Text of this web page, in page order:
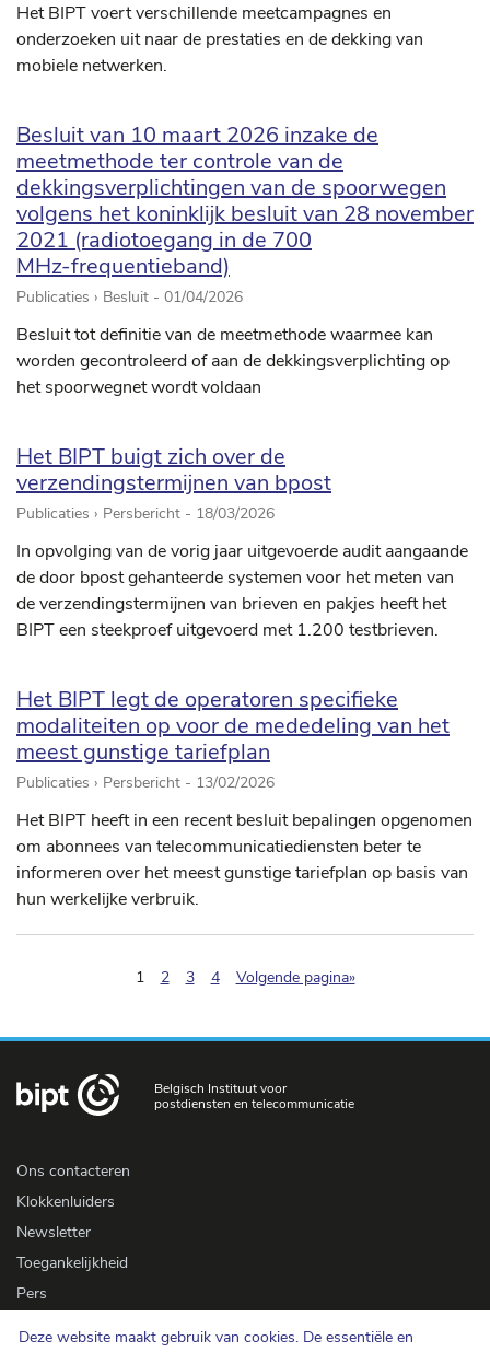
Deze website maakt gebruik van cookies. De essentiële en
Het BIPT voert verschillende meetcampagnes en
onderzoeken uit naar de prestaties en de dekking van
mobiele netwerken.
Besluit van 10 maart 2026 inzake de
meetmethode ter controle van de
dekkingsverplichtingen van de spoorwegen
volgens het koninklijk besluit van 28 november
2021 (radiotoegang in de 700
MHz-frequentieband)
Publicaties › Besluit - 01/04/2026
Besluit tot definitie van de meetmethode waarmee kan
worden gecontroleerd of aan de dekkingsverplichting op
het spoorwegnet wordt voldaan
Het BIPT buigt zich over de
verzendingstermijnen van bpost
Publicaties › Persbericht - 18/03/2026
In opvolging van de vorig jaar uitgevoerde audit aangaande
de door bpost gehanteerde systemen voor het meten van
de verzendingstermijnen van brieven en pakjes heeft het
BIPT een steekproef uitgevoerd met 1.200 testbrieven.
Het BIPT legt de operatoren specifieke
modaliteiten op voor de mededeling van het
meest gunstige tariefplan
Publicaties › Persbericht - 13/02/2026
Het BIPT heeft in een recent besluit bepalingen opgenomen
om abonnees van telecommunicatiediensten beter te
informeren over het meest gunstige tariefplan op basis van
hun werkelijke verbruik.
1(pagination.current)
2 3 4 Volgende pagina»
Belgisch Instituut voor
postdiensten en telecommunicatie
Ons contacteren
Klokkenluiders
Newsletter
Toegankelijkheid
Pers